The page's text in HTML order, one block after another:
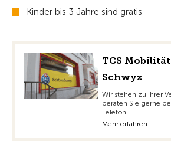
Kinder bis 3 Jahre sind gratis
TCS
Schwyz
Wir stehen zu Ihrer
beraten Sie gerne
Telefon.
Mehr erfahren